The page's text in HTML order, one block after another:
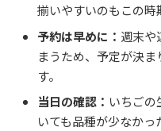
揃いやすいのもこの時
予約は早めに： 週末や
まうため、予定が決
す。
当日の確認： いちごの
いても品種が少なか